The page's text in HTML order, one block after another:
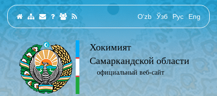
O‘zb Ўзб Рус Eng
Хокимият
Самаркандской области
официальный веб-сайт